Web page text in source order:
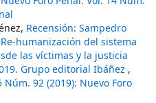
Recensión: Sampedro
humanización del sistema
las víctimas y la justicia
Grupo editorial Ibáñez ,
Núm. 92 (2019): Nuevo Foro